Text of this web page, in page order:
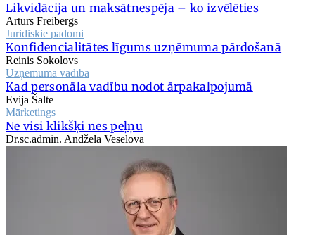
Likvidācija un maksātnespēja – ko izvēlēties
Artūrs Freibergs
Juridiskie padomi
Konfidencialitātes līgums uzņēmuma pārdošanā
Reinis Sokolovs
Uzņēmuma vadība
Kad personāla vadību nodot ārpakalpojumā
Evija Šalte
Mārketings
Ne visi klikšķi nes peļņu
Dr.sc.admin. Andžela Veselova